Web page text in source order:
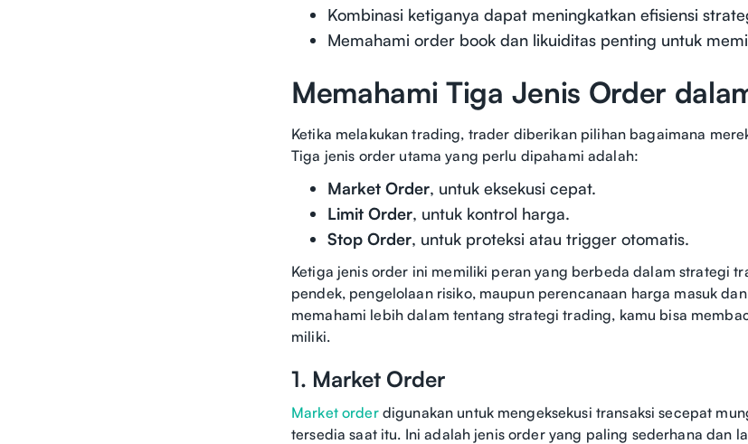
Kombinasi ketiganya dapat meningkatkan efisiensi
Memahami order book dan likuiditas penting untuk
Memahami Tiga Jenis Order
Ketika melakukan trading, trader diberikan pilihan bagaimana
Tiga jenis order utama yang perlu dipahami adalah:
Market Order, untuk eksekusi cepat.
Limit Order, untuk kontrol harga.
Stop Order, untuk proteksi atau trigger otomatis.
Ketiga jenis order ini memiliki peran yang berbeda dalam strategi
pendek, pengelolaan risiko, maupun perencanaan harga masuk
memahami lebih dalam tentang strategi trading, kamu bisa
miliki.
1. Market Order
Market orderdigunakan untuk mengeksekusi transaksi secepat
tersedia saat itu. Ini adalah jenis order yang paling sederhana dan